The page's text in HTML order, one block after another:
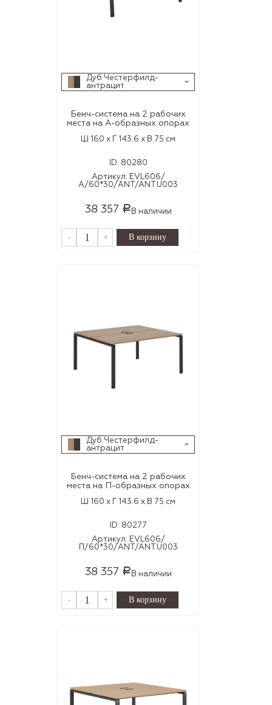
Дуб Честерфилд-
антрацит
Бенч-система на 2 рабочих
места на А-образных опорах
Ш 160 x Г 143.6 x В 75 см
ID: 80280
Артикул: EVL606/
А/60*30/ANT/ANT.U003
38 357 РВ наличии
- +
Дуб Честерфилд-
антрацит
Бенч-система на 2 рабочих
места на П-образных опорах
Ш 160 x Г 143.6 x В 75 см
ID: 80277
Артикул: EVL606/
П/60*30/ANT/ANT.U003
38 357 РВ наличии
- +